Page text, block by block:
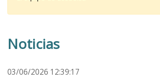
Noticias
03/06/2026 12:39:17